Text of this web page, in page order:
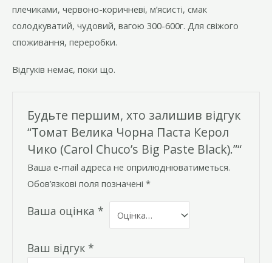
плечиками, червоно-коричневі, м’ясисті, смак
солодкуватий, чудовий, вагою 300-600г. Для свіжого
споживання, переробки.
Відгуків немає, поки що.
Будьте першим, хто залишив відгук
“Томат Велика Чорна Паста Керол
Чико (Carol Chuco’s Big Paste Black).”“
Ваша e-mail адреса не оприлюднюватиметься.
Обов’язкові поля позначені*
Ваша оцінка*
Ваш відгук*